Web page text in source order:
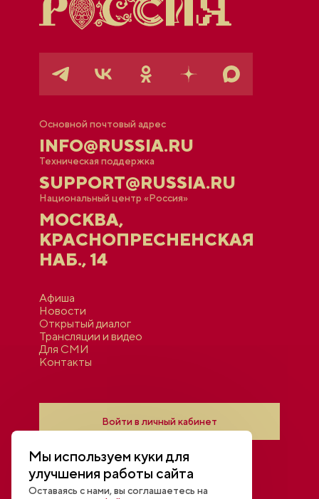
Основной почтовый адрес
INFO@RUSSIA.RU
Техническая поддержка
SUPPORT@RUSSIA.RU
Национальный центр «Россия»
МОСКВА,
КРАСНОПРЕСНЕНСКАЯ
НАБ., 14
Афиша
Новости
Открытый диалог
Трансляции и видео
Для СМИ
Контакты
Войти в личный кабинет
Мы используем куки для
улучшения работы сайта
Оставаясь с нами, вы соглашаетесь на